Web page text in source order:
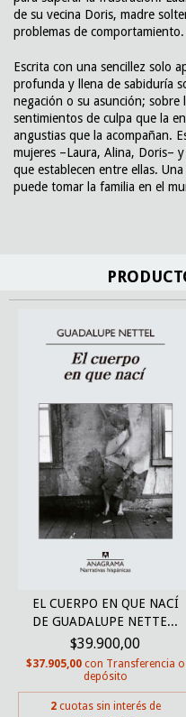
de su vecina Doris, madre
problemas de comportamiento.
Escrita con una sencillez solo
profunda y llena de sabiduría
negación o su asunción; sobre
sentimientos de culpa que la
angustias que la acompañan.
mujeres –Laura, Alina, Doris–
que establecen entre ellas.
puede tomar la familia en el
EL CUERPO EN QUE NACÍ
DE GUADALUPE NETTE...
$39.900,00
$37.905,00 con Transferencia o
depósito
2 cuotas sin interés de